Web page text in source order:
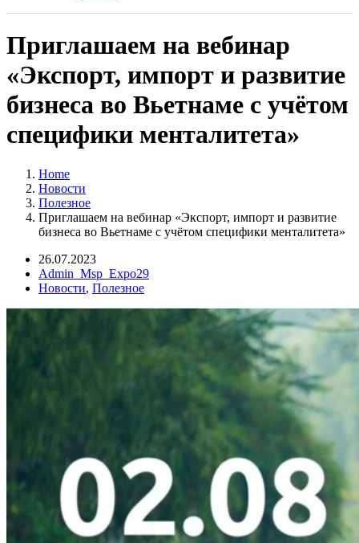
Приглашаем на вебинар
«Экспорт, импорт и развитие
бизнеса во Вьетнаме с учётом
специфики менталитета»
Home
Новости
Полезное
Приглашаем на вебинар «Экспорт, импорт и развитие
бизнеса во Вьетнаме с учётом специфики менталитета»
26.07.2023
Admin_Msp_Expo29
Новости, Полезное